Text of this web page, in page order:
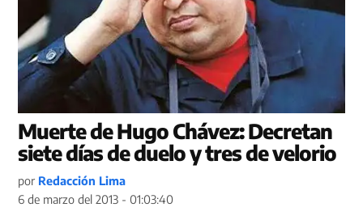
Muerte de Hugo Chávez: Decretan
siete días de duelo y tres de velorio
por Redacción Lima
6 de marzo del 2013 - 01:03:40